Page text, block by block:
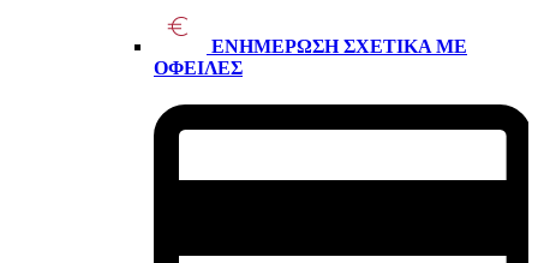
ΕΝΗΜΈΡΩΣΗ ΣΧΕΤΙΚΆ ΜΕ
ΟΦΕΙΛΈΣ